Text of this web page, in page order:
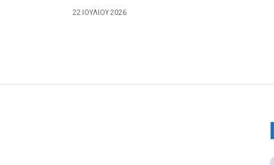
22 ΙΟΥΛΊΟΥ 2026